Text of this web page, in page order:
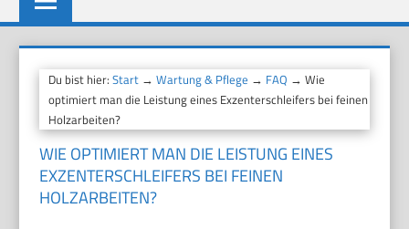
Du bist hier:Start →Wartung & Pflege → FAQ → Wie
optimiert man die Leistung eines Exzenterschleifers bei feinen
Holzarbeiten?
WIE OPTIMIERT MAN DIE LEISTUNG EINES
EXZENTERSCHLEIFERS BEI FEINEN
HOLZARBEITEN?